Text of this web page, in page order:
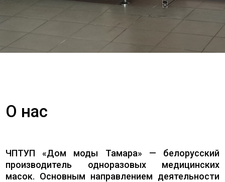
О нас
ЧПТУП «Дом моды Тамара» — белорусский
производитель одноразовых медицинских
масок. Основным направлением деятельности